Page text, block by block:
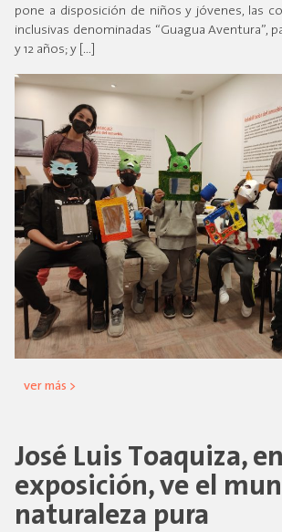
pone a disposición de niños y jóvenes, las
inclusivas denominadas “Guagua Aventura”,
y 12 años; y […]
ver más >
José Luis Toaquiza,
exposición, ve el
naturaleza pura